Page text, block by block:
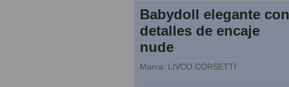
Babydoll elegante con
detalles de encaje
nude
Marca: LIVCO CORSETTI